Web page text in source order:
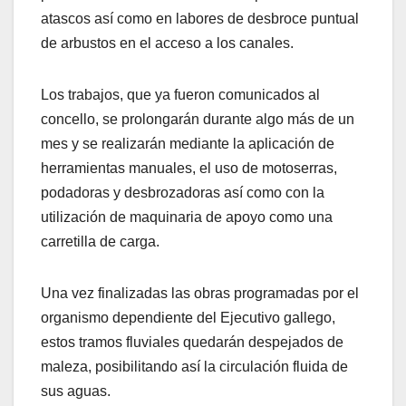
atascos así como en labores de desbroce puntual
de arbustos en el acceso a los canales.
Los trabajos, que ya fueron comunicados al
concello, se prolongarán durante algo más de un
mes y se realizarán mediante la aplicación de
herramientas manuales, el uso de motoserras,
podadoras y desbrozadoras así como con la
utilización de maquinaria de apoyo como una
carretilla de carga.
Una vez finalizadas las obras programadas por el
organismo dependiente del Ejecutivo gallego,
estos tramos fluviales quedarán despejados de
maleza, posibilitando así la circulación fluida de
sus aguas.